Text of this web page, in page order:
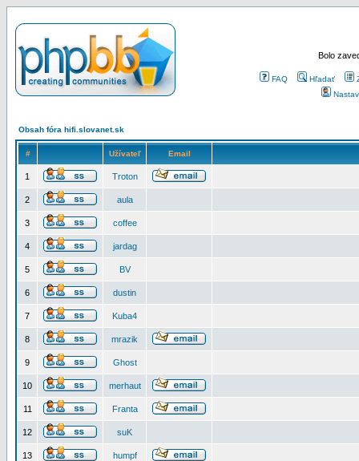
Bolo
FAQ Hľadať
Obsah fóra hifi.slovanet.sk
# Užívateľ Email
1 Troton
2 aula
3 coffee
4 jardag
5 BV
6 dustin
7 Kuba4
8 mrazik
9 Ghost
10 merhaut
11 Franta
12 suK
13 humpf